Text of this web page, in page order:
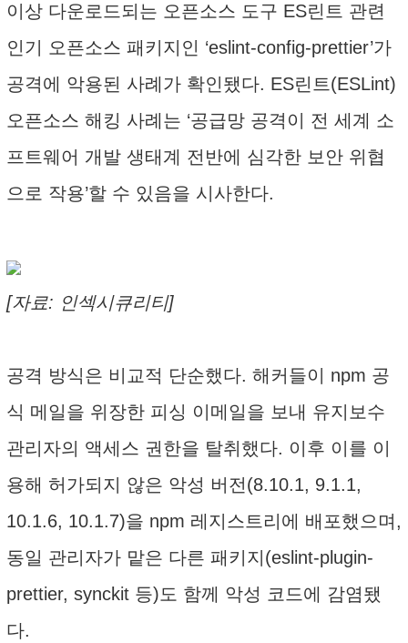
이상 다운로드되는 오픈소스 도구 ES린트 관련
인기 오픈소스 패키지인 ‘eslint-config-prettier’가
공격에 악용된 사례가 확인됐다. ES린트(ESLint)
오픈소스 해킹 사례는 ‘공급망 공격이 전 세계 소
프트웨어 개발 생태계 전반에 심각한 보안 위협
으로 작용’할 수 있음을 시사한다.
[자료: 인섹시큐리티]
공격 방식은 비교적 단순했다. 해커들이 npm 공
식 메일을 위장한 피싱 이메일을 보내 유지보수
관리자의 액세스 권한을 탈취했다. 이후 이를 이
용해 허가되지 않은 악성 버전(8.10.1, 9.1.1,
10.1.6, 10.1.7)을 npm 레지스트리에 배포했으며,
동일 관리자가 맡은 다른 패키지(eslint-plugin-
prettier, synckit 등)도 함께 악성 코드에 감염됐
다.